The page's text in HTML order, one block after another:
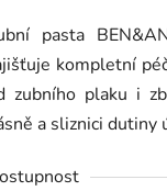
pasta
kompletní
zubního plaku i
a sliznici dutiny